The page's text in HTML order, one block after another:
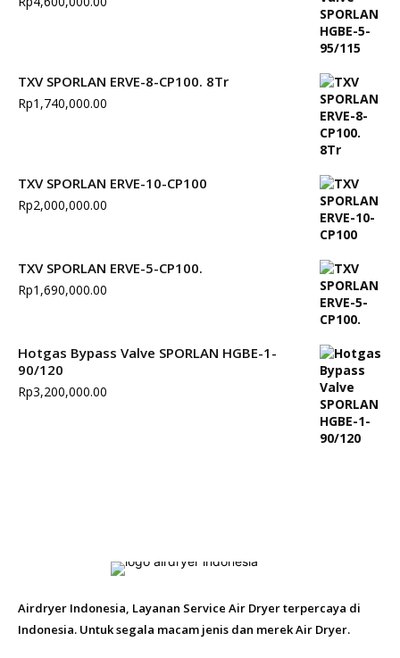
TXV SPORLAN ERVE-8-CP100. 8Tr
Rp1,740,000.00
TXV SPORLAN ERVE-10-CP100
Rp2,000,000.00
TXV SPORLAN ERVE-5-CP100.
Rp1,690,000.00
Hotgas Bypass Valve SPORLAN HGBE-1-
90/120
Rp3,200,000.00
Airdryer Indonesia, Layanan Service Air Dryer terpercaya di
Indonesia. Untuk segala macam jenis dan merek Air Dryer.